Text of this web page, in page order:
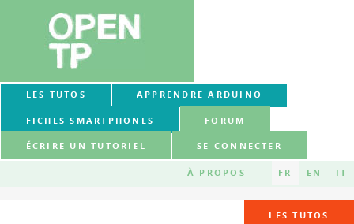
LES TUTOS APPRENDRE ARDUINO
FICHES SMARTPHONES FORUM
ÉCRIRE UN TUTORIEL SE CONNECTER
À PROPOS FR EN IT
LES TUTOS